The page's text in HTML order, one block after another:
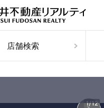
店舗検索
1/12